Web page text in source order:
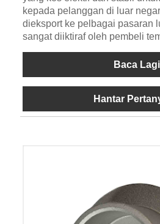
kepada pelanggan di luar
dieksport ke pelbagai pasaran
sangat diiktiraf oleh pembeli
Baca Lagi
Hantar